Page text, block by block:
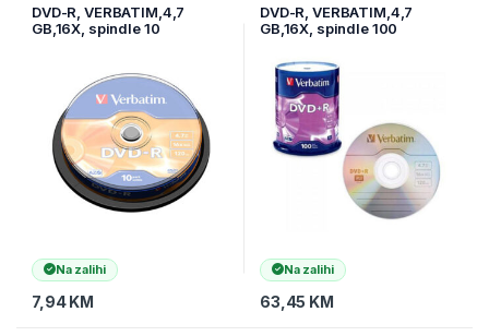
DVD-R, VERBATIM,4,7
GB,16X, spindle 10
Na zalihi
7,94KM
DVD-R, VERBATIM,4,7
GB,16X, spindle 100
Na zalihi
63,45 KM